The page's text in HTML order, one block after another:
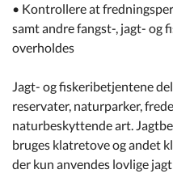
• Kontrollere at
samt andre fangst-, jagt- og
overholdes
Jagt- og fiskeribetjentene
reservater, naturparker,
naturbeskyttende art.
bruges klatretove og andet
der kun anvendes lovlige